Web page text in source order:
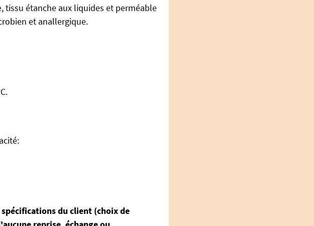
tissu étanche aux liquides et perméable
et anallergique.
du client (choix de